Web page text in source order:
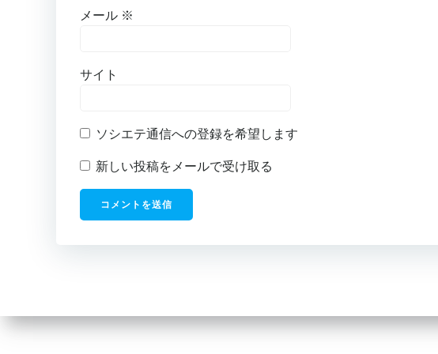
メール ※
サイト
ソシエテ通信への登録を希望します
新しい投稿をメールで受け取る